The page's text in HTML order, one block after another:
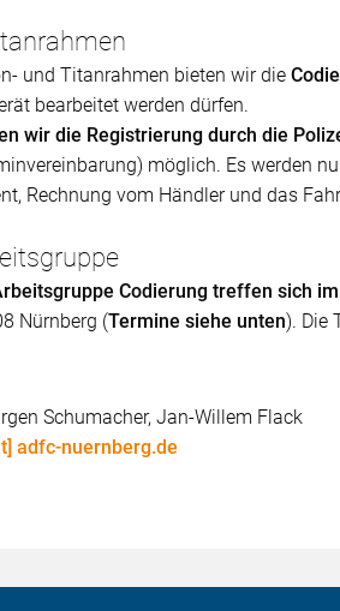
und Titanrahmen bieten wir die
bearbeitet werden dürfen.
wir die Registrierung durch die
möglich. Es werden
Rechnung vom Händler und das
Codierung treffen sich
Nürnberg (Termine siehe unten). Die
Schumacher, Jan-Willem Flack
adfc-nuernberg.de